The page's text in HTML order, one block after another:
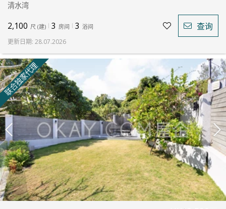
清水湾
2,100 尺 (建) 3 房间 3 浴间 查询
更新日期: 28.07.2026
联合独家代理